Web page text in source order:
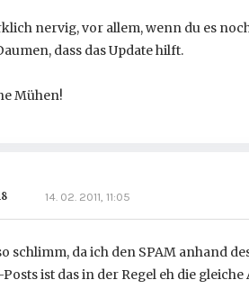
nervig, vor allem, wenn du es
dass das Update hilft.
Mühen!
14. 02. 2011, 11:05
schlimm, da ich den SPAM anhand
ist das in der Regel eh die gleiche